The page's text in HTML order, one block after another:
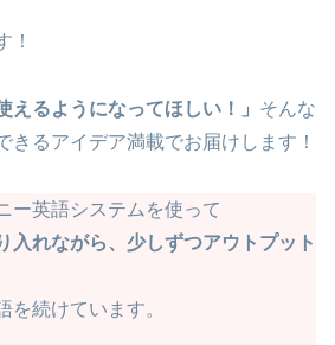
！
えるようになってほしい！」 そんな
きるアイデア満載でお届けします！
ー英語システムを使って
入れながら、少しずつアウトプット
を続けています。